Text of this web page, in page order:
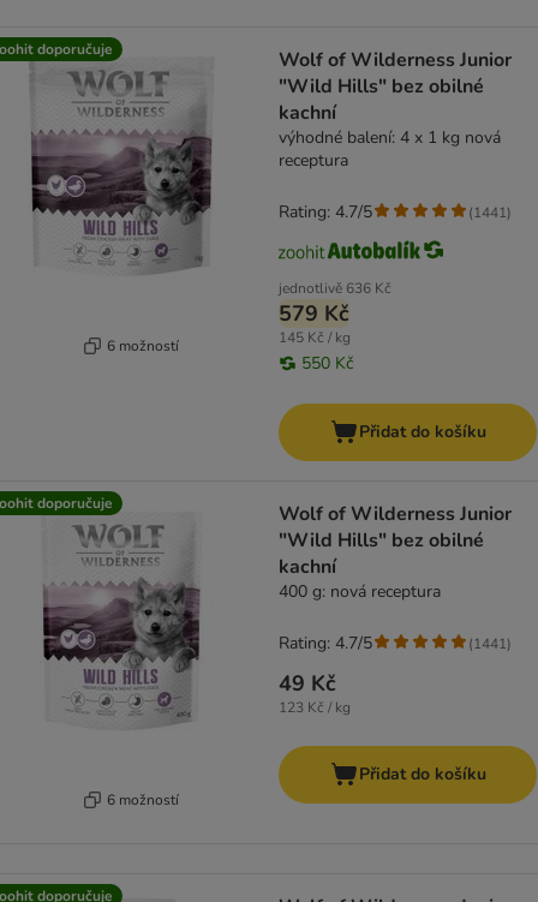
doporučuje
6 možností
Wolf of Wilderness Junior
"Wild Hills" bez obilné
kachní
výhodné balení: 4 x 1 kg nová
receptura
jednotlivě 636 Kč
579 Kč
145 Kč / kg
550 Kč
Rating: 4.7/5 (1441)
Přidat do košíku
doporučuje
6 možností
Wolf of Wilderness Junior
"Wild Hills" bez obilné
kachní
400 g: nová receptura
49 Kč
123 Kč / kg
Rating: 4.7/5 (1441)
Přidat do košíku
doporučuje